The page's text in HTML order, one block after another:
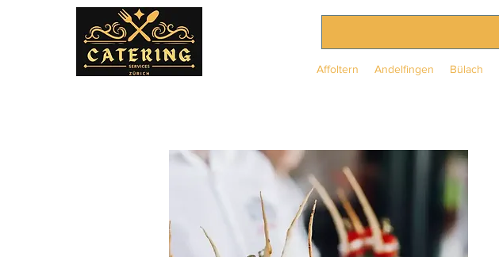
Affoltern Andelfingen Bülach